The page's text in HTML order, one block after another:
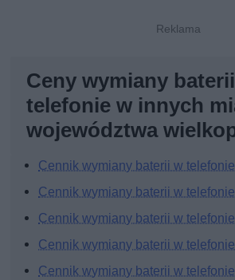
Ceny wymiany
telefonie w innych
województwa
Cennik wymiany baterii w
Cennik wymiany baterii w
Cennik wymiany baterii w
Cennik wymiany baterii w
Cennik wymiany baterii w